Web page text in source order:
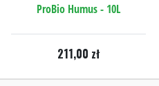
ProBio Humus - 10L
211,00 zł